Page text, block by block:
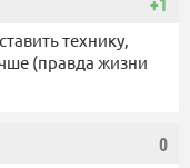
+1
технику,
(правда жизни
0